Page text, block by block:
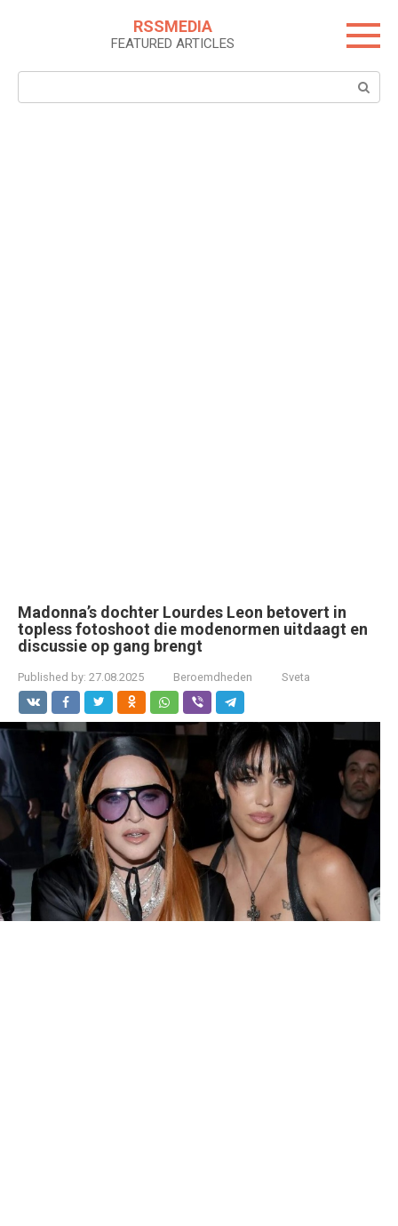
RSSMEDIA
FEATURED ARTICLES
Search:
Madonna’s dochter Lourdes Leon betovert in
topless fotoshoot die modenormen uitdaagt en
discussie op gang brengt
Published by: 27.08.2025 Beroemdheden Sveta